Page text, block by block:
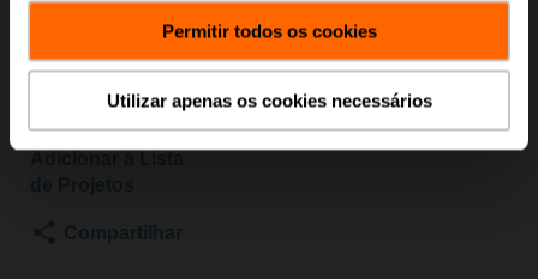
Permitir todos os cookies
Utilizar apenas os cookies necessários
Entre em contato com seu representante de vendas
local para fazer o pedido.
Adicionar ao